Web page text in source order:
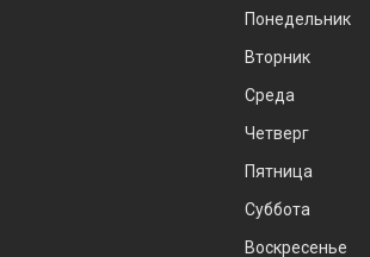
Понедельник
Вторник
Среда
Четверг
Пятница
Суббота
Воскресенье